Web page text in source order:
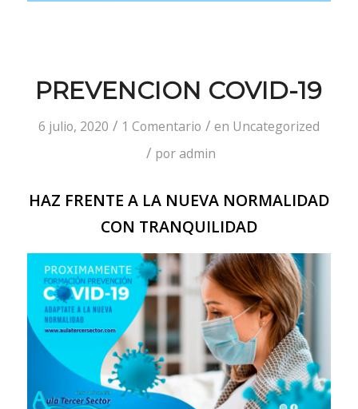
PREVENCION COVID-19
6 julio, 2020 / 1 Comentario / en Uncategorized
/ poradmin
HAZ FRENTE A LA NUEVA NORMALIDAD
CON TRANQUILIDAD